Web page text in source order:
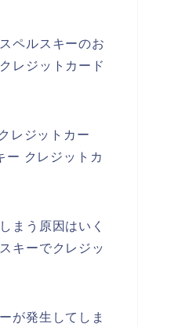
ペルスキーのお
レジットカード
レジットカー
クレジットカ
まう原因はいく
キーでクレジッ
が発生してしま